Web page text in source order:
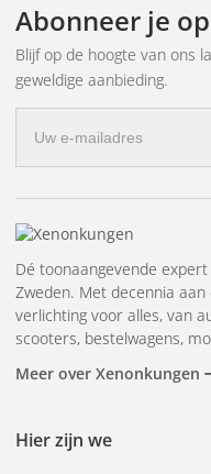
Abonneer je
Blijf op de hoogte van ons
geweldige aanbieding.
mailadres
Dé toonaangevende
Zweden. Met decennia
verlichting voor alles, van
scooters, bestelwagens,
Meer over Xenonkungen
Hier zijn we